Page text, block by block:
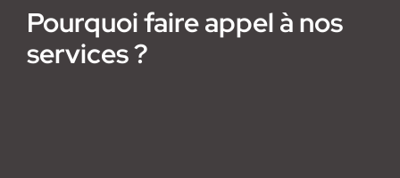
Pourquoi faire appel à nos
services ?